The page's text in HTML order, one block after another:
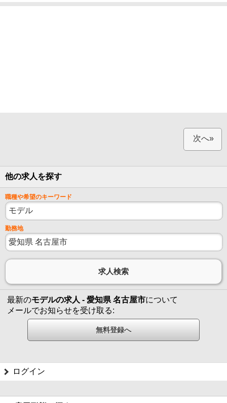
次へ»
他の求人を探す
職種や希望のキーワード
勤務地
最新のモデルの求人 - 愛知県 名古屋市について
メールでお知らせを受け取る:
ログイン